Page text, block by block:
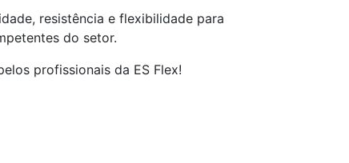
resistência e flexibilidade para
do setor.
profissionais da ES Flex!